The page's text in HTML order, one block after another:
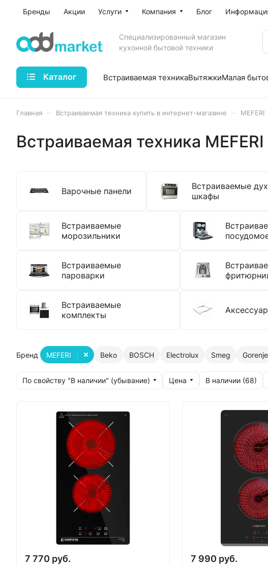
Бренды Акции Услуги Компания Блог
Специализированный магазин
кухонной бытовой техники
Каталог Встраиваемая техникаВытяжкиМалая
Главная Встраиваемая техника купить в интернет-магазине MEFERI
Встраиваемая техника
Варочные панели
Встраиваемые
шкафы
Встраиваемые
морозильники
Встраиваемые
пароварки
Встраиваемые
комплекты
Бренд Beko BOSCH Electrolux Smeg Gorenje
MEFERI
По свойству "В наличии" (убывание) Цена В наличии (68)
7 770 руб. 7 990 руб.